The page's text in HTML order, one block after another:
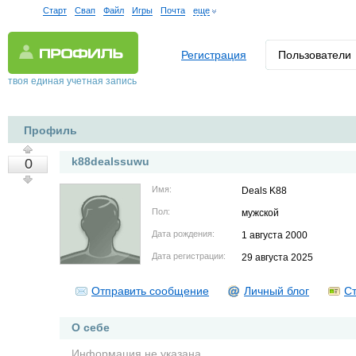
Старт Свап Файл Игры Почта еще
твоя единая учетная запись
Регистрация Пользователи
Профиль
0 k88dealssuwu
Имя: Deals K88
Пол: мужской
Дата рождения: 1 августа 2000
Дата регистрации: 29 августа 2025
Отправить сообщение Личный блог
О себе